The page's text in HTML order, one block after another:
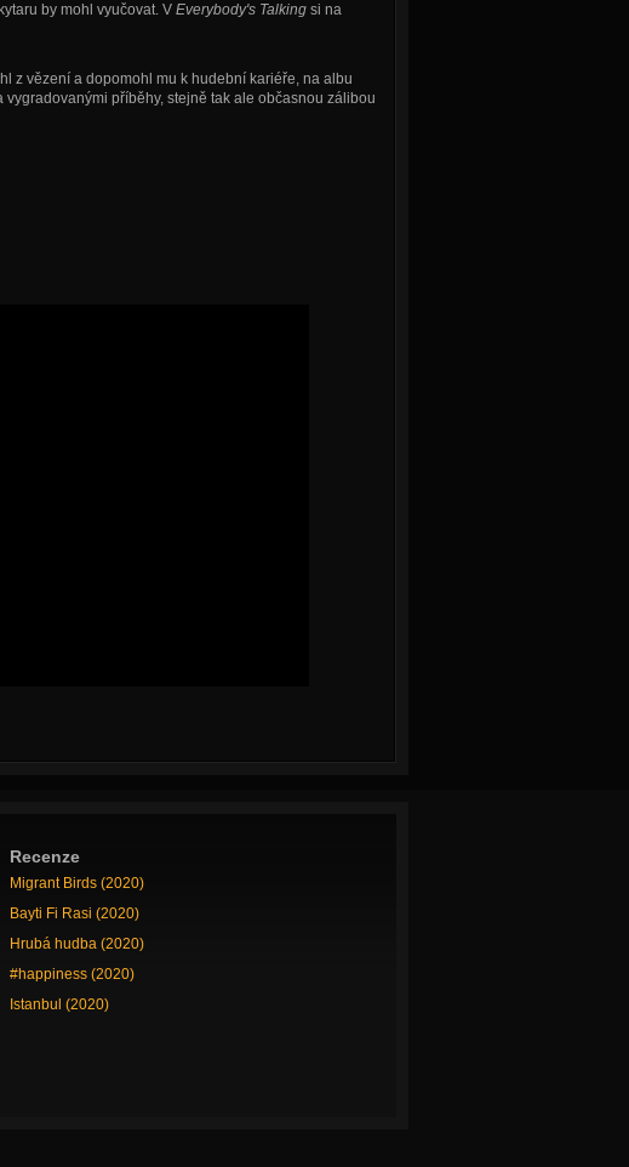
by mohl vyučovat. V Everybody's Talkingsi na
z vězení a dopomohl mu k hudební kariéře, na albu
příběhy, stejně tak ale občasnou zálibou
Recenze
Migrant Birds (2020)
Bayti Fi Rasi (2020)
Hrubá hudba (2020)
#happiness (2020)
Istanbul (2020)